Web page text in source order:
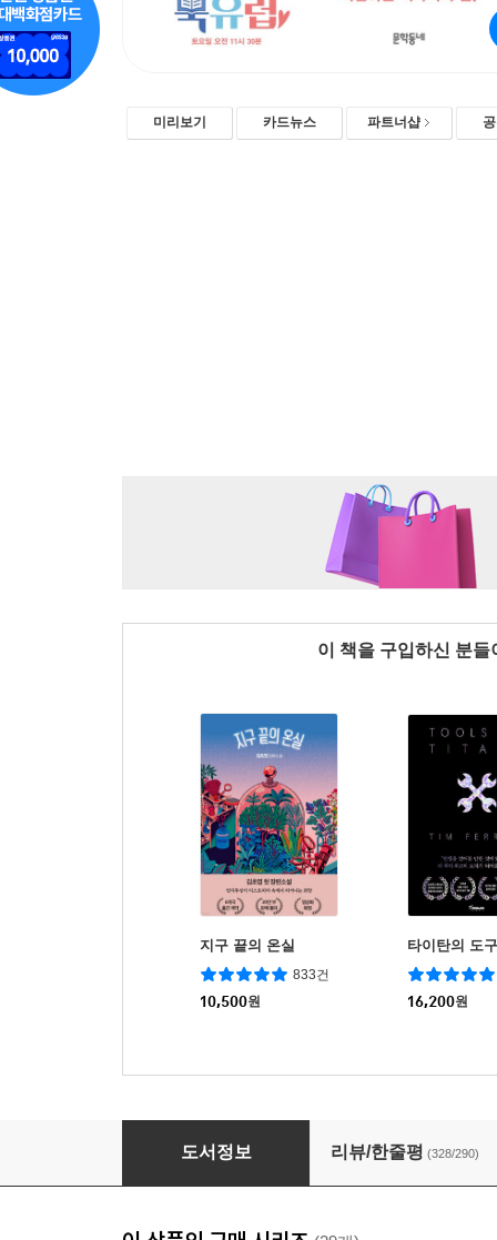
미리보기 카드뉴스 파트너샵
이 책을 구입하신 분
지구 끝의 온실
833건
10,500원
타이탄의 도
16,200원
고래 - 한국문학전집 019
도서정보 리뷰/한줄평 (328/290)